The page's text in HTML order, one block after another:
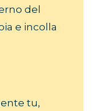
del
e incolla
tu,